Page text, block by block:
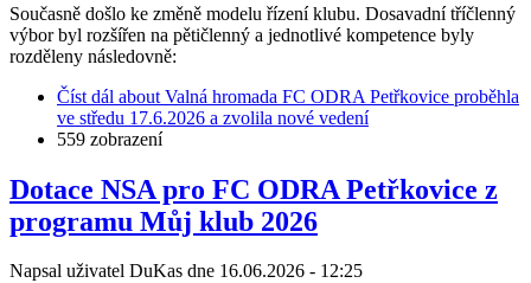
Současně došlo ke změně modelu řízení klubu. Dosavadní tříčlenný
výbor byl rozšířen na pětičlenný a jednotlivé kompetence byly
rozděleny následovně:
Číst dál about Valná hromada FC ODRA Petřkovice proběhla
ve středu 17.6.2026 a zvolila nové vedení
559 zobrazení
Dotace NSA pro FC ODRA Petřkovice z
programu Můj klub 2026
Napsal uživatel DuKas dne 16.06.2026 - 12:25